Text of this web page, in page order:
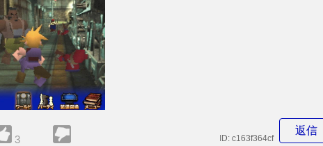
3
返信
ID: c163f364cf